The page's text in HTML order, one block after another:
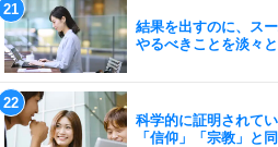
結果を出すのに、ス
やるべきことを淡々
科学的に証明されて
「信仰」「宗教」と